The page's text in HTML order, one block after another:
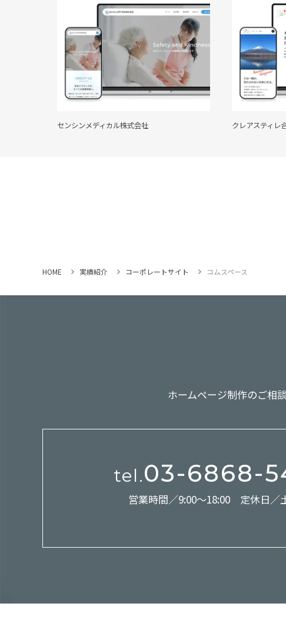
センシンメディカル株式会社 クレアスティレ
HOME 実績紹介 コーポレートサイト コムスペース
ホームページ制作のご相
tel.03-6868-
営業時間／9:00～18:00 定休日／